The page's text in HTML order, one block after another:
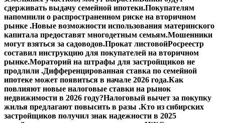
сдерживать выдачу семейной ипотеки.Покупателям
напомнили о распространенном риске на вторичном
рынке .Новые возможности использования материнского
капитала предоставят многодетным семьям.Мошенники
могут взяться за садоводов.Прокат листовойРосреестр
составил инструкцию для покупателей на вторичном
рынке.Мораторий на штрафы для застройщиков не
продлили .Дифференцированная ставка по семейной
ипотеке может появиться в начале 2026 года.Как
повлияют новые налоговые ставки на рынок
недвижимости в 2026 году?Налоговый вычет за покупку
жилья предлагают повысить в разы .Кто из сибирских
застройщиков получил знак надежности в 2025